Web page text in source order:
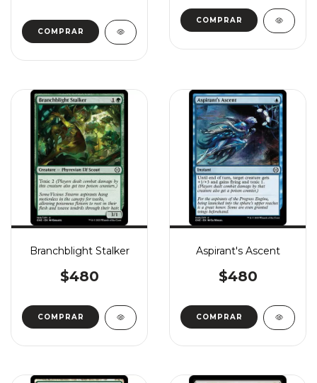
COMPRAR
COMPRAR
Branchblight Stalker
$480
COMPRAR
Aspirant's Ascent
$480
COMPRAR